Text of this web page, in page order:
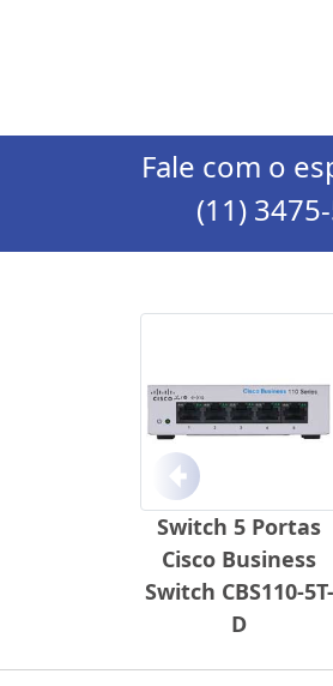
Fale com o
(11)
Switch 5 Portas
Cisco Business
Switch CBS110-5T-
D
Anterior